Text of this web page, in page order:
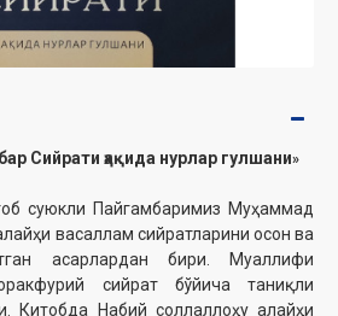
Сийрати ҳақида нурлар гулшани»
суюкли Пайгамбаримиз Муҳаммад
васаллам сийратларини осон ва
асарлардан бири. Муаллифи
сийрат бўйича таниқли
Китобда Набий соллаллоҳу алайҳи